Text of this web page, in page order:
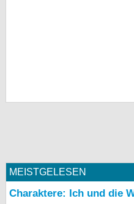
MEISTGELESEN
Charaktere: Ich und die